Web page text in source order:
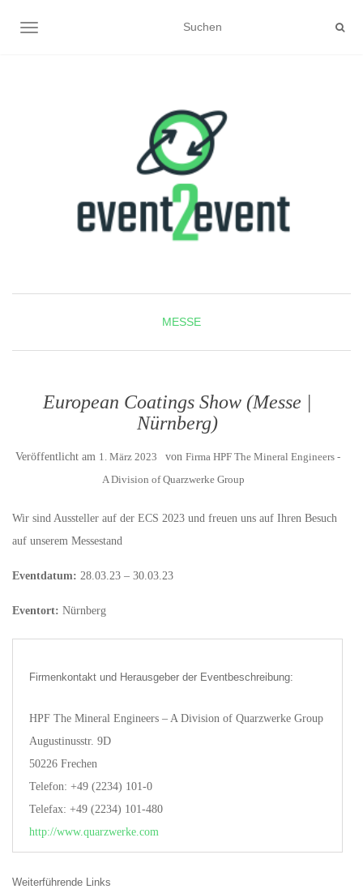
NAVIGATION UMSCHALTEN
MESSE
European Coatings Show (Messe |
Nürnberg)
Veröffentlicht am 1. März 2023 von Firma HPF The Mineral Engineers -
A Division of Quarzwerke Group
Wir sind Aussteller auf der ECS 2023 und freuen uns auf Ihren Besuch
auf unserem Messestand
Eventdatum: 28.03.23 – 30.03.23
Eventort: Nürnberg
Firmenkontakt und Herausgeber der Eventbeschreibung:
HPF The Mineral Engineers – A Division of Quarzwerke Group
Augustinusstr. 9D
50226 Frechen
Telefon: +49 (2234) 101-0
Telefax: +49 (2234) 101-480
http://www.quarzwerke.com
Weiterführende Links